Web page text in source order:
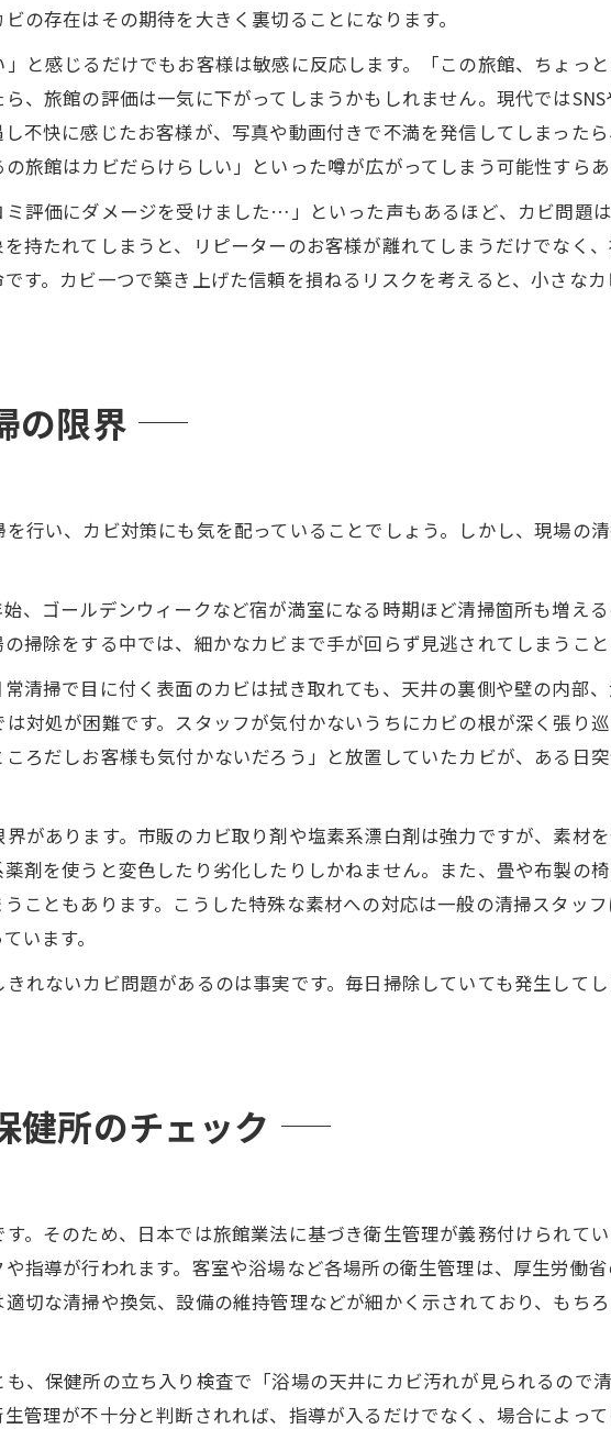
の存在はその期待を大きく裏切ることになります。
と感じるだけでもお客様は敏感に反応します。「この旅館、ちょっ
、旅館の評価は一気に下がってしまうかもしれません。現代では
不快に感じたお客様が、写真や動画付きで不満を発信してしまった
旅館はカビだらけらしい」といった噂が広がってしまう可能性すらあ
評価にダメージを受けました…」といった声もあるほど​、カビ問題
持たれてしまうと、リピーターのお客様が離れてしまうだけでなく
す。カビ一つで築き上げた信頼を損ねるリスクを考えると、小さな
の限界
行い、カビ対策にも気を配っていることでしょう。しかし、現場の
、ゴールデンウィークなど宿が満室になる時期ほど清掃箇所も増え
掃除をする中では、細かなカビまで手が回らず見逃されてしまうこと
清掃で目に付く表面のカビは拭き取れても、天井の裏側や壁の内部
対処が困難です。スタッフが気付かないうちにカビの根が深く張り
ろだしお客様も気付かないだろう」と放置していたカビが、ある日
があります。市販のカビ取り剤や塩素系漂白剤は強力ですが、素材
剤を使うと変色したり劣化したりしかねません。また、畳や布製の
こともあります。こうした特殊な素材への対応は一般の清掃スタッ
います。
れないカビ問題があるのは事実です。毎日掃除していても発生して
健所のチェック
。そのため、日本では旅館業法に基づき衛生管理が義務付けられて
指導が行われます。客室や浴場など各場所の衛生管理は、厚生労働
切な清掃や換気、設備の維持管理などが細かく示されており、もち
、保健所の立ち入り検査で「浴場の天井にカビ汚れが見られるので
管理が不十分と判断されれば、指導が入るだけでなく、場合によっ